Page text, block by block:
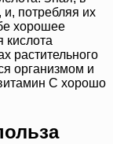
и, потребляя их
хорошее
кислота
растительного
организмом и
C хорошо